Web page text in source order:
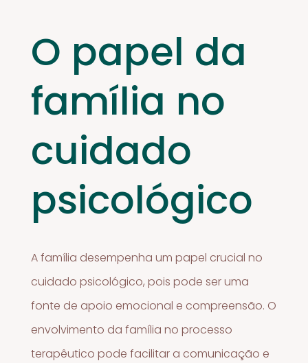
O papel da
família no
cuidado
psicológico
A família desempenha um papel crucial no
cuidado psicológico, pois pode ser uma
fonte de apoio emocional e compreensão. O
envolvimento da família no processo
terapêutico pode facilitar a comunicação e